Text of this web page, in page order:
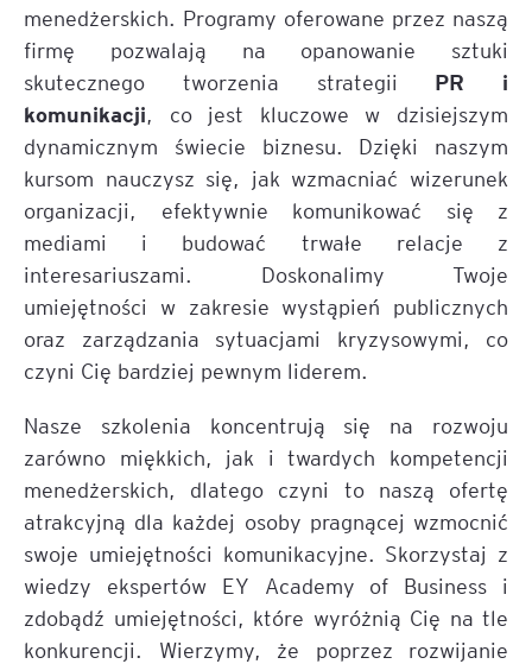
menedżerskich. Programy oferowane przez naszą
firmę pozwalają na opanowanie sztuki
skutecznego tworzenia strategii PR i
komunikacji, co jest kluczowe w dzisiejszym
dynamicznym świecie biznesu. Dzięki naszym
kursom nauczysz się, jak wzmacniać wizerunek
organizacji, efektywnie komunikować się z
mediami i budować trwałe relacje z
interesariuszami. Doskonalimy Twoje
umiejętności w zakresie wystąpień publicznych
oraz zarządzania sytuacjami kryzysowymi, co
czyni Cię bardziej pewnym liderem.
Nasze szkolenia koncentrują się na rozwoju
zarówno miękkich, jak i twardych kompetencji
menedżerskich, dlatego czyni to naszą ofertę
atrakcyjną dla każdej osoby pragnącej wzmocnić
swoje umiejętności komunikacyjne. Skorzystaj z
wiedzy ekspertów EY Academy of Business i
zdobądź umiejętności, które wyróżnią Cię na tle
konkurencji. Wierzymy, że poprzez rozwijanie